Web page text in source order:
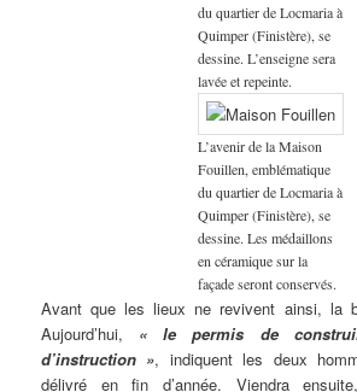
du quartier de Locmaria à
Quimper (Finistère), se
dessine. L’enseigne sera
lavée et repeinte.
L’avenir de la Maison
Fouillen, emblématique
du quartier de Locmaria à
Quimper (Finistère), se
dessine. Les médaillons
en céramique sur la
façade seront conservés.
Avant que les lieux ne revivent ainsi, la
Aujourd’hui, « le permis de
d’instruction », indiquent les deux
délivré en fin d’année. Viendra